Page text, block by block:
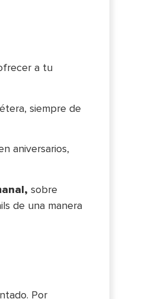
a tu
siempre de
aniversarios,
sobre
de una manera
Por